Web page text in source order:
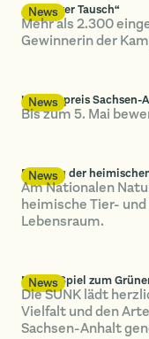
News
„Sauberer Tausch“
Mehr als 2.300
Gewinnerin der
News
Umweltpreis Sachsen-
Bis zum 5. Mai
News
Rettung der
Am Nationalen
heimische Tier-
Lebensraum.
News
Memo-Spiel zum
Die SUNK lädt
Vielfalt und den
Sachsen-Anhalt